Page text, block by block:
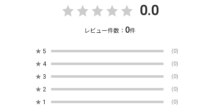
0.0
レビュー件数：0件
★ 5 (0)
★ 4 (0)
★ 3 (0)
★ 2 (0)
★ 1 (0)